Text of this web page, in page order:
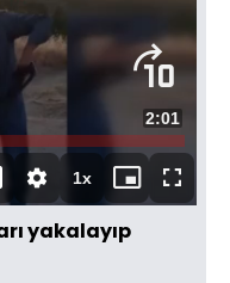
Toplam
Süre
2:01
1xOynatma
Hızı
Mini
oynatıcı
Tam
Ekran
yakalayıp